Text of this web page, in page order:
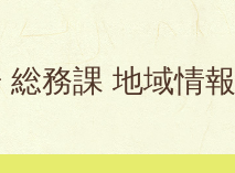
総務課 地域情